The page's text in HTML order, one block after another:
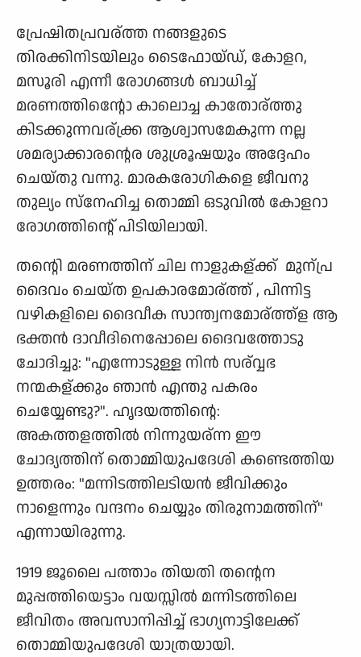
പ്രേഷിതപ്രവര്ത്ത നങ്ങളുടെ
തിരക്കിനിടയിലും ടൈഫോയ്ഡ്, കോളറ,
മസൂരി എന്നീ രോഗങ്ങള്‍ ബാധിച്ച്‌
മരണത്തിന്റെോ കാലൊച്ച കാതോര്ത്തു
കിടക്കുന്നവര്ക്ക്ര ആശ്വാസമേകുന്ന നല്ല
ശമര്യാക്കാരന്റെര ശുശ്രൂഷയും അദ്ദേഹം
ചെയ്തു വന്നു. മാരകരോഗികളെ ജീവനു
തുല്യം സ്നേഹിച്ച തൊമ്മി ഒടുവില്‍ കോളറാ
രോഗത്തിന്റെ് പിടിയിലായി.
തന്റെി മരണത്തിന് ചില നാളുകള്ക്ക് ‌ മുന്പ്ര‌
ദൈവം ചെയ്ത ഉപകാരമോര്ത്ത് , പിന്നിട്ട
വഴികളിലെ ദൈവീക സാന്ത്വനമോര്ത്ത്ള‌ ആ
ഭക്തന്‍ ദാവീദിനെപ്പോലെ ദൈവത്തോടു
ചോദിച്ചു: "എന്നോടുള്ള നിന്‍ സര്വ്വഭ
നന്മകള്ക്കും ഞാന്‍ എന്തു പകരം
ചെയ്യേണ്ടു?". ഹൃദയത്തിന്റെ:
അകത്തളത്തില്‍ നിന്നുയര്ന്ന ഈ
ചോദ്യത്തിന് തൊമ്മിയുപദേശി കണ്ടെത്തിയ
ഉത്തരം: "മന്നിടത്തിലടിയന്‍ ജീവിക്കും
നാളെന്നും വന്ദനം ചെയ്യും തിരുനാമത്തിന്"
എന്നായിരുന്നു.
1919 ജൂലൈ പത്താം തിയതി തന്റെന
മുപ്പത്തിയെട്ടാം വയസ്സില്‍ മന്നിടത്തിലെ
ജീവിതം അവസാനിപ്പിച്ച്‌ ഭാഗ്യനാട്ടിലേക്ക്
തൊമ്മിയുപദേശി യാത്രയായി.